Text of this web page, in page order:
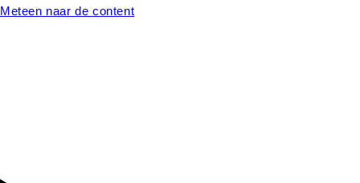
Meteen naar de content